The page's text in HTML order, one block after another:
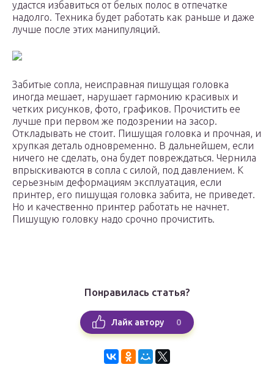
удастся избавиться от белых полос в отпечатке
надолго. Техника будет работать как раньше и даже
лучше после этих манипуляций.
Забитые сопла, неисправная пишущая головка
иногда мешает, нарушает гармонию красивых и
четких рисунков, фото, графиков. Прочистить ее
лучше при первом же подозрении на засор.
Откладывать не стоит. Пишущая головка и прочная, и
хрупкая деталь одновременно. В дальнейшем, если
ничего не сделать, она будет повреждаться. Чернила
впрыскиваются в сопла с силой, под давлением. К
серьезным деформациям эксплуатация, если
принтер, его пишущая головка забита, не приведет.
Но и качественно принтер работать не начнет.
Пишущую головку надо срочно прочистить.
Понравилась статья?
Лайк автору 0